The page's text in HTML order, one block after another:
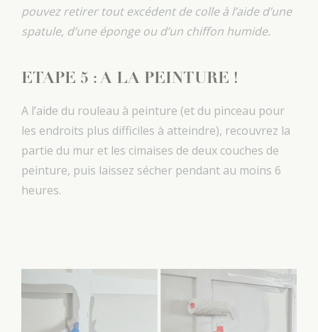
pouvez retirer tout excédent de colle à l’aide d’une
spatule, d’une éponge ou d’un chiffon humide.
ETAPE 5 : A LA PEINTURE !
A l’aide du rouleau à peinture (et du pinceau pour
les endroits plus difficiles à atteindre), recouvrez la
partie du mur et les cimaises de deux couches de
peinture, puis laissez sécher pendant au moins 6
heures.